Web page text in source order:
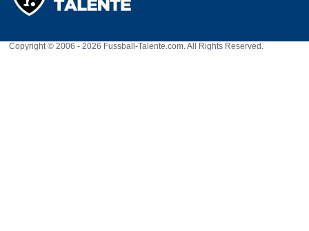
Copyright © 2006 - 2026 Fussball-Talente.com. All Rights Reserved.